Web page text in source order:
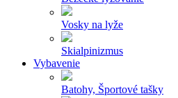
Vosky na lyže
Skialpinizmus
Vybavenie
Batohy, Športové tašky